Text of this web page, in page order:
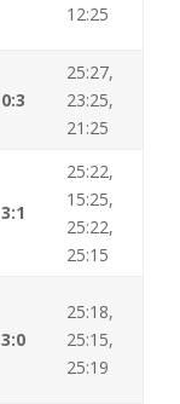
12:25
0:3
25:27,
23:25,
21:25
3:1
25:22,
15:25,
25:22,
25:15
3:0
25:18,
25:15,
25:19